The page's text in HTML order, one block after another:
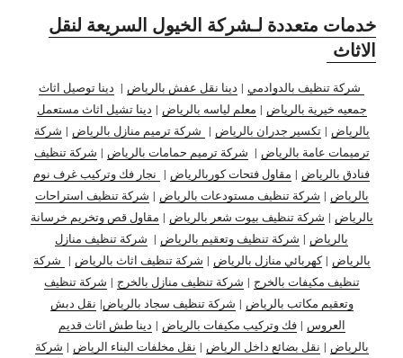
خدمات متعددة لـشركة الخيول السريعة لنقل
الاثاث
شركة تنظيف بالدوادمي | دينا نقل عفش بالرياض | دينا توصيل اثاث
جمعيه خيرية بالرياض | معلم لياسه بالرياض | دينا تشيل اثاث مستعمل
بالرياض |تكسير جدران بالرياض | شركة ترميم منازل بالرياض | شركة
ترميمات عامة بالرياض | شركة ترميم حمامات بالرياض | شركة تنظيف
فنادق بالرياض | مقاول فتحات كوربالرياض | نجار فك وتركيب غرف نوم
بالرياض | شركة تنظيف مستودعات بالرياض | شركة تنظيف استراحات
بالرياض | شركة تنظيف بيوت شعر بالرياض | مقاول قص وتخريم خرسانة
بالرياض | شركة تنظيف وتعقيم بالرياض | شركة تنظيف منازل
بالرياض |كهربائي منازل بالرياض | شركة تنظيف اثاث بالرياض | شركة
تنظيف مكيفات بالخرج | شركة تنظيف منازل بالخرج | شركة تنظيف
وتعقيم مكاتب بالرياض | شركة تنظيف سجاد بالرياض| نقل دبش
العروس |فك وتركيب مكيفات بالرياض | دينا طش اثاث قديم
بالرياض | نقل بضائع داخل الرياض | نقل مخلفات البناء الرياض | شركة